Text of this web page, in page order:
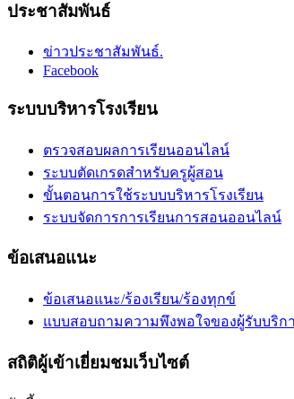
ประชาสัมพันธ์
ข่าวประชาสัมพันธ์.
Facebook
ระบบบริหารโรงเรียน
ตรวจสอบผลการเรียนออนไลน์
ระบบตัดเกรดสำหรับครูผู้สอน
ขั้นตอนการใช้ระบบบริหารโรงเรียน
ระบบจัดการการเรียนการสอนออนไลน์
ข้อเสนอแนะ
ข้อเสนอแนะ/ร้องเรียน/ร้องทุกข์
แบบสอบถามความพึงพอใจของผู้รับบริก
สถิติผู้เข้าเยี่ยมชมเว็บไซต์